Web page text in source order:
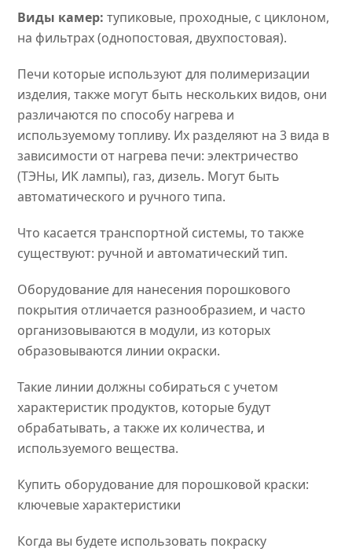
Виды камер:тупиковые, проходные, с циклоном,
на фильтрах (однопостовая, двухпостовая).
Печи которые используют для полимеризации
изделия, также могут быть нескольких видов, они
различаются по способу нагрева и
используемому топливу. Их разделяют на 3 вида в
зависимости от нагрева печи: электричество
(ТЭНы, ИК лампы), газ, дизель. Могут быть
автоматического и ручного типа.
Что касается транспортной системы, то также
существуют: ручной и автоматический тип.
Оборудование для нанесения порошкового
покрытия отличается разнообразием, и часто
организовываются в модули, из которых
образовываются линии окраски.
Такие линии должны собираться с учетом
характеристик продуктов, которые будут
обрабатывать, а также их количества, и
используемого вещества.
Купить оборудование для порошковой краски:
ключевые характеристики
Когда вы будете использовать покраску